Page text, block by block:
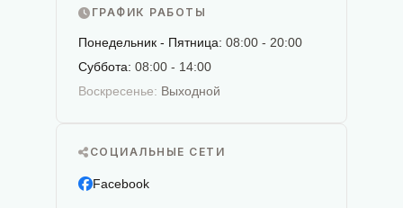
ГРАФИК РАБОТЫ
Понедельник - Пятница: 08:00 - 20:00
Суббота: 08:00 - 14:00
Воскресенье: Выходной
СОЦИАЛЬНЫЕ СЕТИ
Facebook